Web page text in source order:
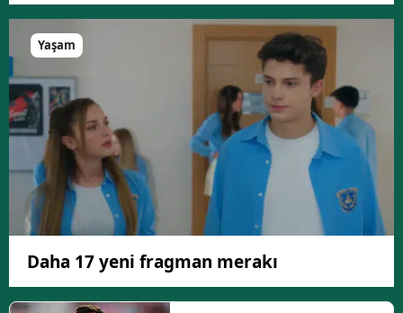
Yaşam
Daha 17 yeni fragman merakı